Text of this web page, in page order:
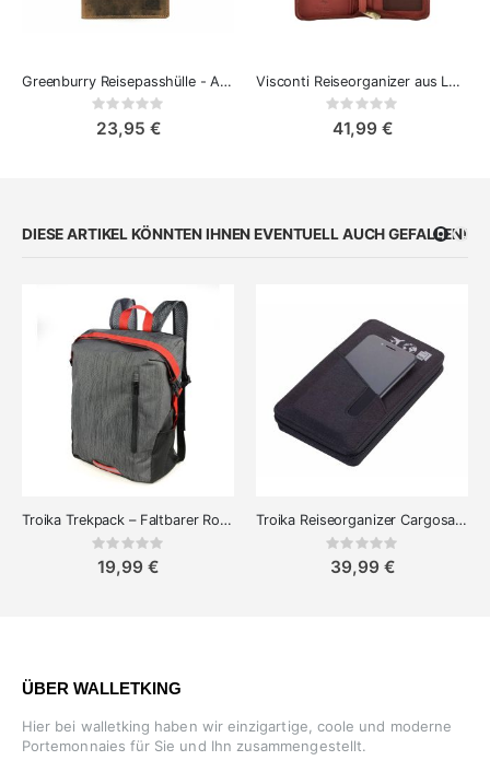
Greenburry Reisepasshülle - Ausweismappe Vintage
Rating:
23,95 €
Visconti Reiseorganizer aus Leder
Rating:
41,99 €
DIESE ARTIKEL KÖNNTEN IHNEN EVENTUELL AUCH GEFALLEN!
Troika Trekpack – Faltbarer Rolltop-Rucksack 15L
Rating:
0%
19,99 €
Troika Reiseorganizer Cargosafe
Rating:
0%
39,99 €
ÜBER WALLETKING
Hier bei walletking haben wir einzigartige, coole und moderne
Portemonnaies für Sie und Ihn zusammengestellt.